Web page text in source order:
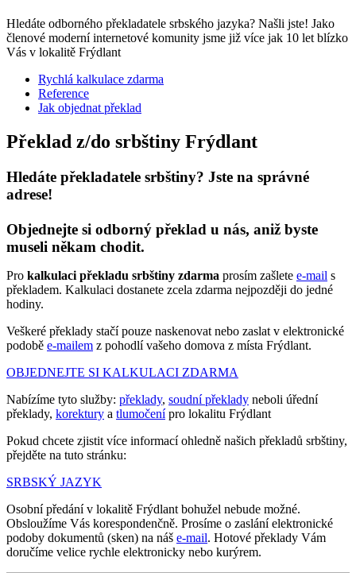
Hledáte odborného překladatele srbského jazyka? Našli jste! Jako
členové moderní internetové komunity jsme již více jak 10 let blízko
Vás v lokalitě Frýdlant
Rychlá kalkulace zdarma
Reference
Jak objednat překlad
Překlad z/do srbštiny Frýdlant
Hledáte překladatele srbštiny? Jste na správné
adrese!
Objednejte si odborný překlad u nás, aniž byste
museli někam chodit.
Pro kalkulaci překladu srbštiny zdarma prosím zašlete e-mail s
překladem. Kalkulaci dostanete zcela zdarma nejpozději do jedné
hodiny.
Veškeré překlady stačí pouze naskenovat nebo zaslat v elektronické
podobě e-mailem z pohodlí vašeho domova z místa Frýdlant.
OBJEDNEJTE SI KALKULACI ZDARMA
Nabízíme tyto služby: překlady, soudní překlady neboli úřední
překlady, korektury a tlumočenípro lokalitu Frýdlant
Pokud chcete zjistit více informací ohledně našich překladů srbštiny,
přejděte na tuto stránku:
SRBSKÝ JAZYK
Osobní předání v lokalitě Frýdlant bohužel nebude možné.
Obsloužíme Vás korespondenčně. Prosíme o zaslání elektronické
podoby dokumentů (sken) na náš e-mail. Hotové překlady Vám
doručíme velice rychle elektronicky nebo kurýrem.